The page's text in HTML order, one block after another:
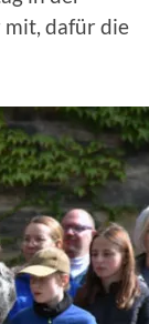
mit, dafür die